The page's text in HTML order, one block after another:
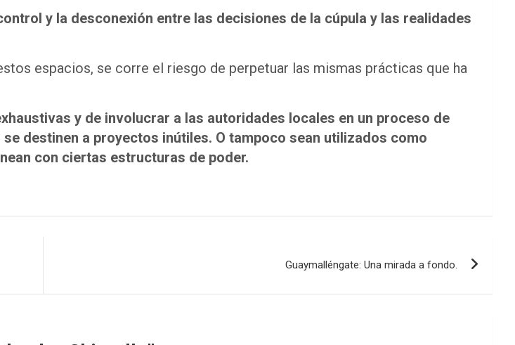
y la desconexión entre las decisiones de la cúpula y las realidades
espacios, se corre el riesgo de perpetuar las mismas prácticas que ha
y de involucrar a las autoridades locales en un proceso de
destinen a proyectos inútiles. O tampoco sean utilizados como
con ciertas estructuras de poder.
Guaymalléngate: Una mirada a fondo.